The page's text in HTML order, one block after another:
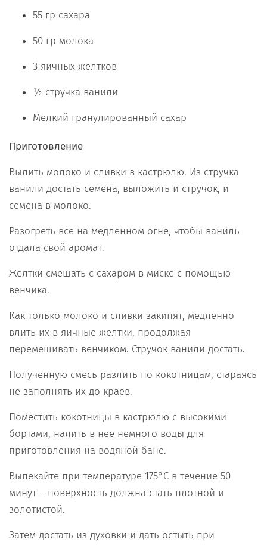
55 гр сахара
50 гр молока
3 яичных желтков
½ стручка ванили
Мелкий гранулированный сахар
Приготовление
Вылить молоко и сливки в кастрюлю. Из стручка
ванили достать семена, выложить и стручок, и
семена в молоко.
Разогреть все на медленном огне, чтобы ваниль
отдала свой аромат.
Желтки смешать с сахаром в миске с помощью
венчика.
Как только молоко и сливки закипят, медленно
влить их в яичные желтки, продолжая
перемешивать венчиком. Стручок ванили достать.
Полученную смесь разлить по кокотницам, стараясь
не заполнять их до краев.
Поместить кокотницы в кастрюлю с высокими
бортами, налить в нее немного воды для
приготовления на водяной бане.
Выпекайте при температуре 175°С в течение 50
минут – поверхность должна стать плотной и
золотистой.
Затем достать из духовки и дать остыть при